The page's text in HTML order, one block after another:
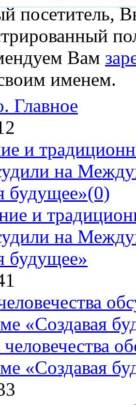
посетитель,
Вам
именем.
Главное
и
на
будущее»(0)
«Создавая